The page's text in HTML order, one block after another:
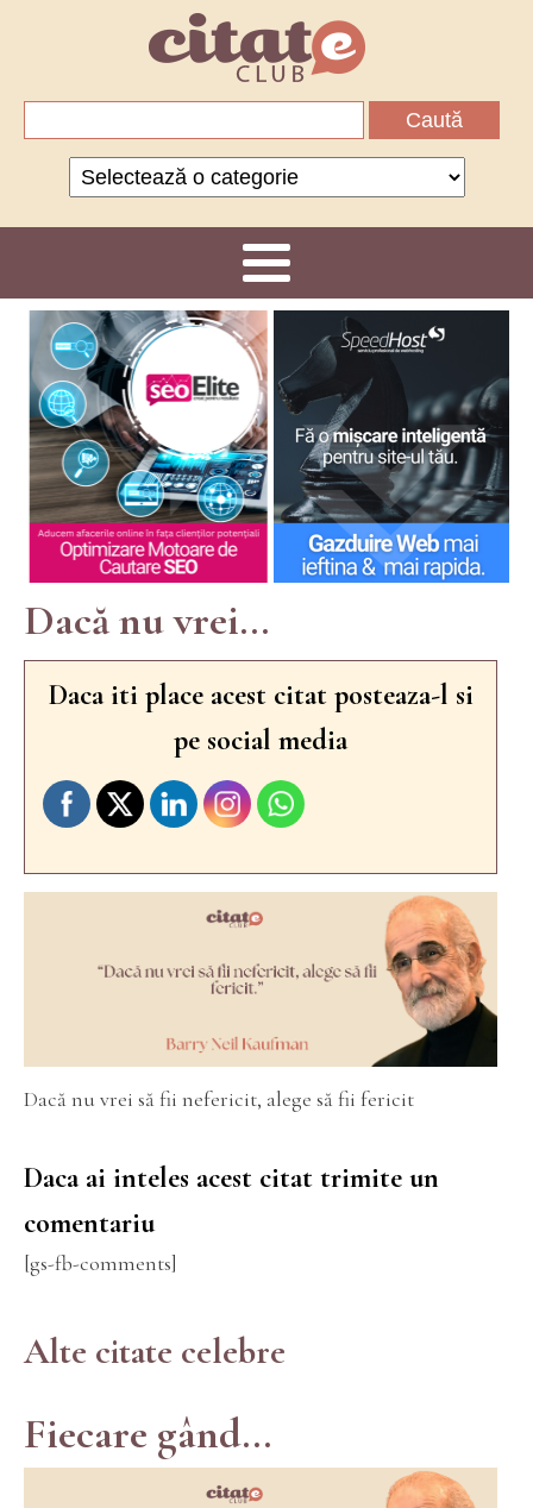
Categorii
Dacă nu vrei...
Daca iti place acest citat posteaza-l si
pe social media
Dacă nu vrei să fii nefericit, alege să fii fericit
Daca ai inteles acest citat trimite un
comentariu
[gs-fb-comments]
Alte citate celebre
Fiecare gând...